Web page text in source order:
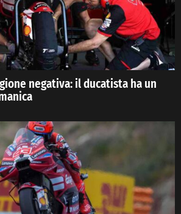
negativa: il ducatista ha un